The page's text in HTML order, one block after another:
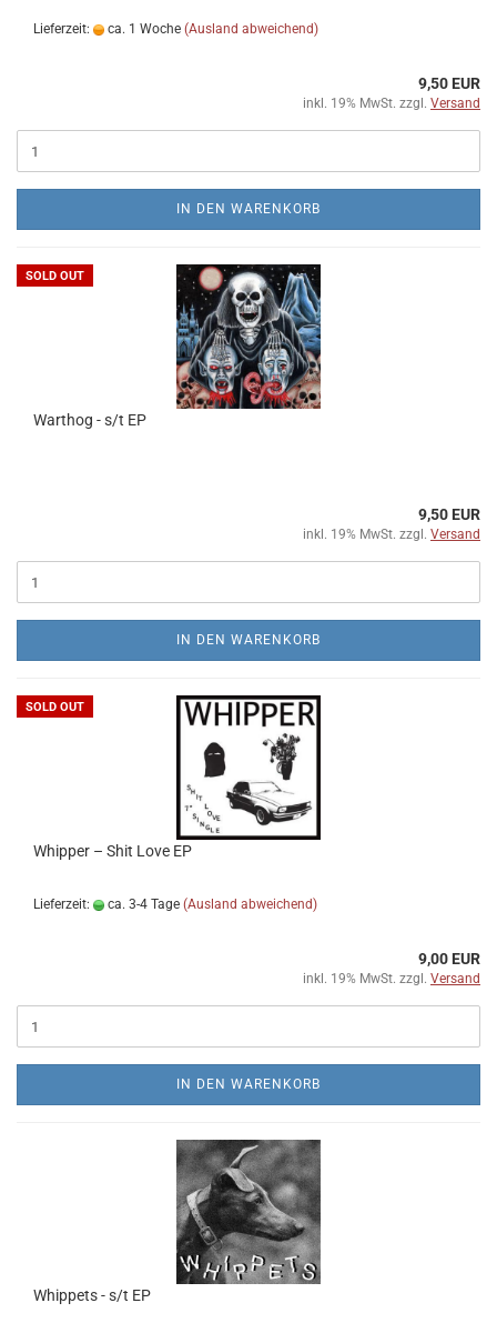
Lieferzeit: ca. 1 Woche (Ausland abweichend)
9,50 EUR
inkl. 19% MwSt. zzgl. Versand
IN DEN WARENKORB
SOLD OUT
Warthog - s/t EP
9,50 EUR
inkl. 19% MwSt. zzgl. Versand
IN DEN WARENKORB
SOLD OUT
Whipper ‎– Shit Love EP
Lieferzeit: ca. 3-4 Tage (Ausland abweichend)
9,00 EUR
inkl. 19% MwSt. zzgl. Versand
IN DEN WARENKORB
Whippets - s/t EP